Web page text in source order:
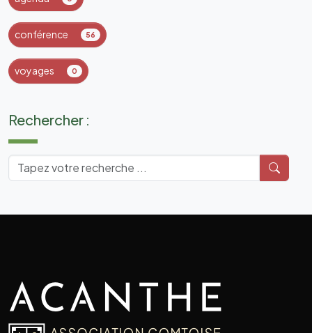
Rechercher :
conférence 56
voyages 0